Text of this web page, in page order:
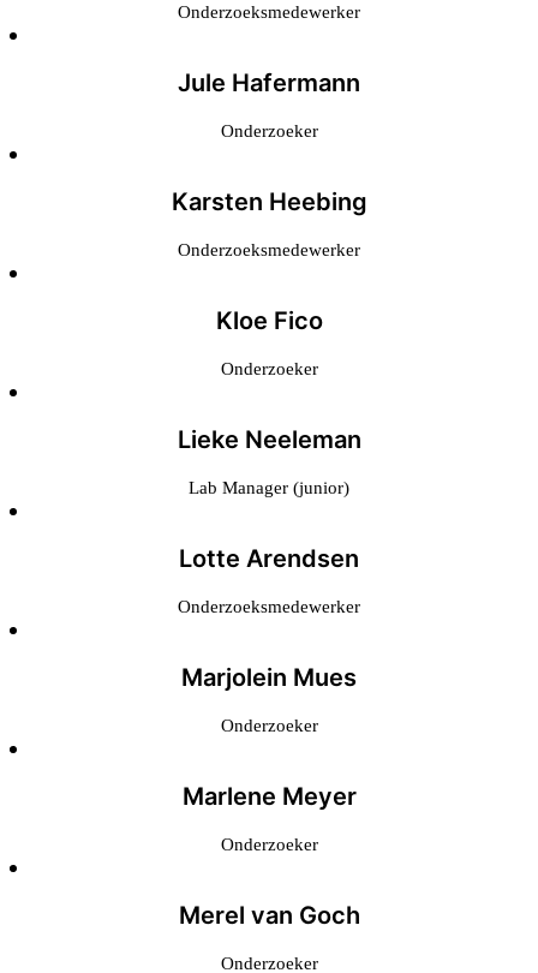
Onderzoeksmedewerker
Jule Hafermann
Onderzoeker
Karsten Heebing
Onderzoeksmedewerker
Kloe Fico
Onderzoeker
Lieke Neeleman
Lab Manager (junior)
Lotte Arendsen
Onderzoeksmedewerker
Marjolein Mues
Onderzoeker
Marlene Meyer
Onderzoeker
Merel van Goch
Onderzoeker